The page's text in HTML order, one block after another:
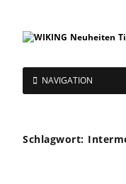
NAVIGATION
Schlagwort: